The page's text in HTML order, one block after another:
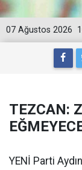
07 Ağustos 2026
TEZCAN:
YENİ Parti